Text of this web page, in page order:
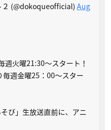
２ (@dokoqueofficial) Aug
週火曜21:30～スタート！
週金曜25：00～スター
び」生放送直前に、アニ